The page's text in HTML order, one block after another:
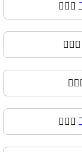
👩🏾‍⚖️
👩🏾‍⚖
👩🏿‍⚖